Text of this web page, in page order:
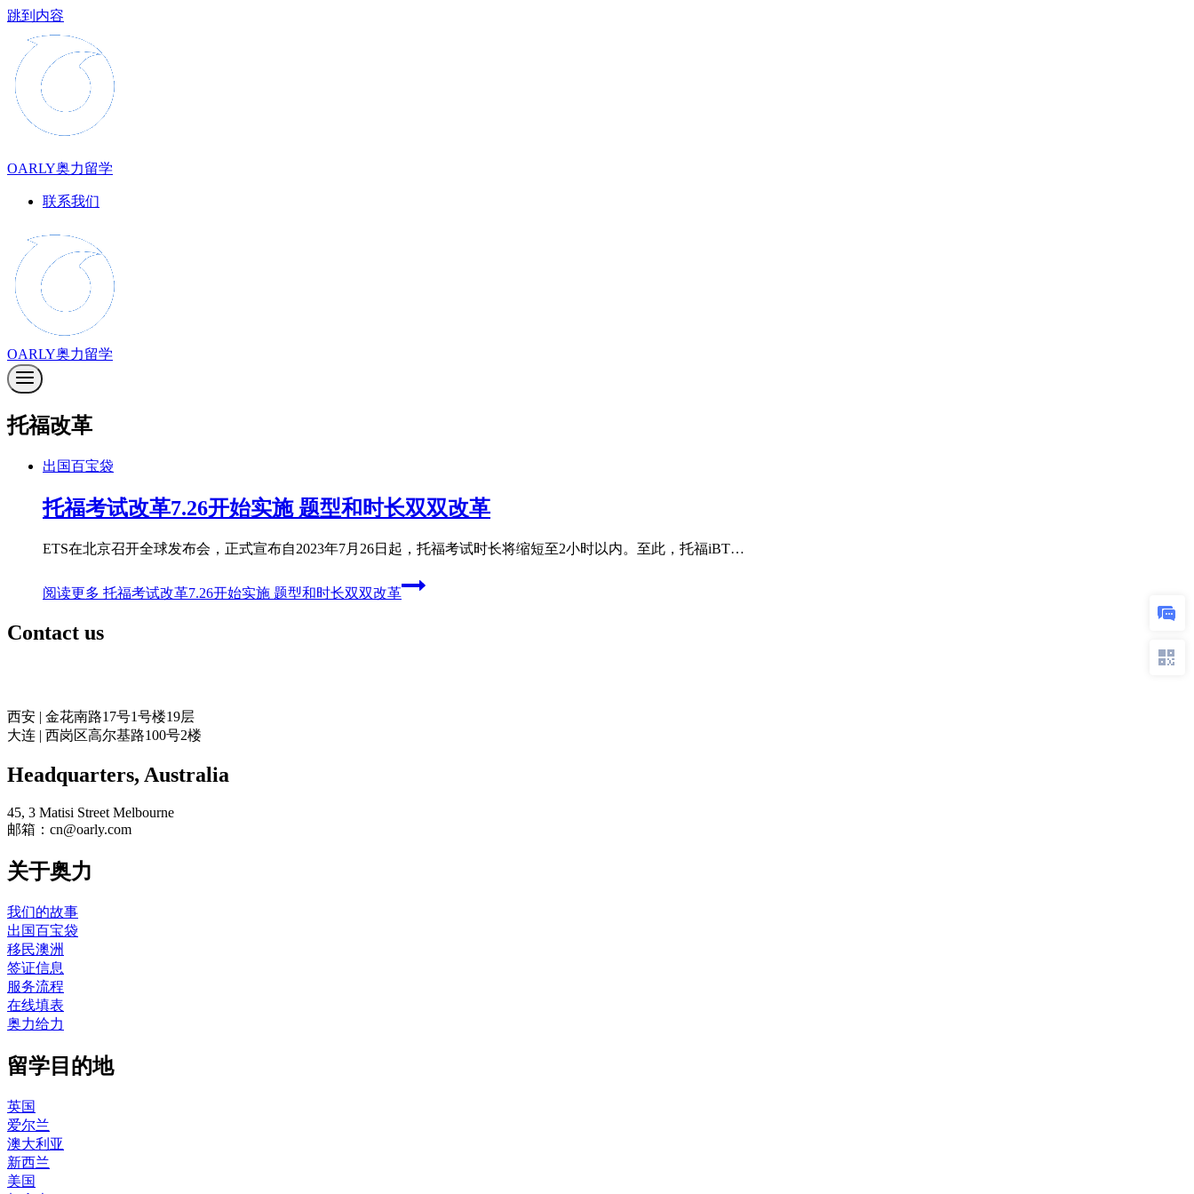
跳到内容
OARLY奥力留学
联系我们
OARLY奥力留学
托福改革
出国百宝袋
托福考试改革7.26开始实施 题型和时长双双改革
ETS在北京召开全球发布会，正式宣布自2023年7月26日起，托福考试时长将缩短至2小时以内。至此，托福iBT…
阅读更多 托福考试改革7.26开始实施 题型和时长双双改革
Contact us
西安 | 金花南路17号1号楼19层
大连 | 西岗区高尔基路100号2楼
Headquarters​, Australia
45, 3 Matisi Street Melbourne
邮箱：cn@oarly.com
关于奥力
我们的故事
出国百宝袋
移民澳洲
签证信息
服务流程
在线填表
奥力给力
留学目的地
英国
爱尔兰
澳大利亚
新西兰
美国